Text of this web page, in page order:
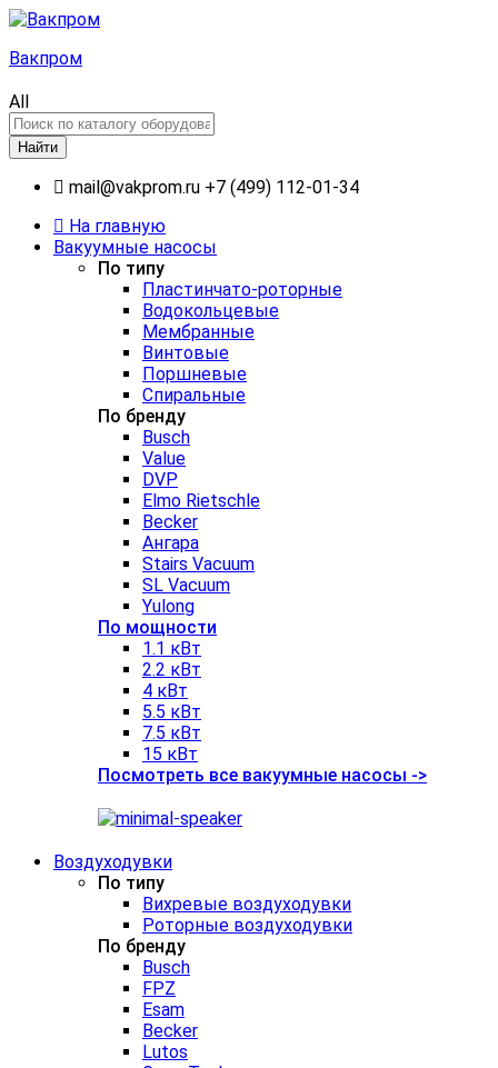
Вакпром
All
Найти
mail@vakprom.ru +7 (499) 112-01-34
На главную
Вакуумные насосы
По типу
Пластинчато-роторные
Водокольцевые
Мембранные
Винтовые
Поршневые
Спиральные
По бренду
Busch
Value
DVP
Elmo Rietschle
Becker
Ангара
Stairs Vacuum
SL Vacuum
Yulong
По мощности
1.1 кВт
2.2 кВт
4 кВт
5.5 кВт
7.5 кВт
15 кВт
Посмотреть все вакуумные насосы ->
Воздуходувки
По типу
Вихревые воздуходувки
Роторные воздуходувки
По бренду
Busch
FPZ
Esam
Becker
Lutos